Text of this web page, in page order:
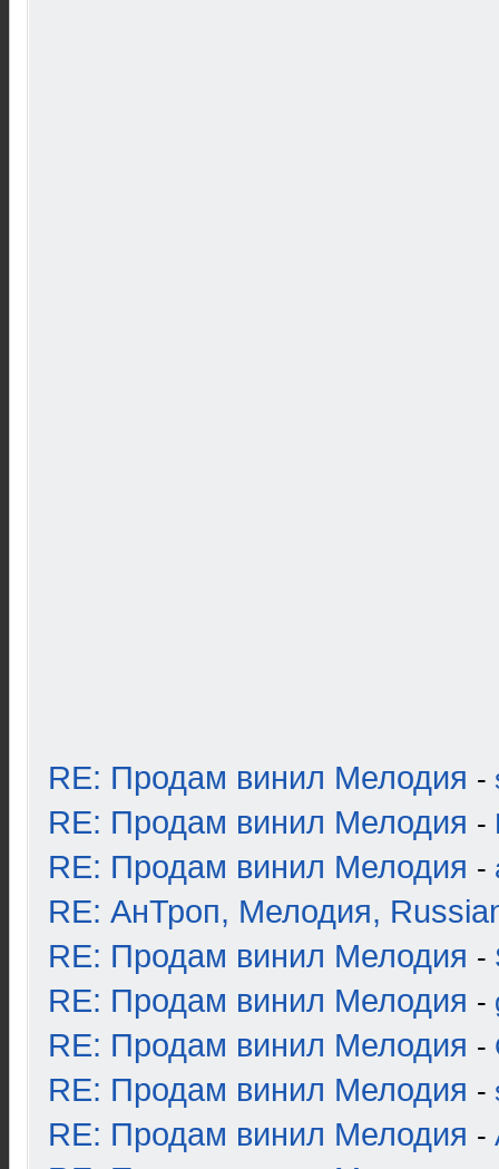
RE: Продам винил Мелодия -
RE: Продам винил Мелодия -
RE: Продам винил Мелодия -
RE: АнТроп, Мелодия,
RE: Продам винил Мелодия -
RE: Продам винил Мелодия -
RE: Продам винил Мелодия -
RE: Продам винил Мелодия -
RE: Продам винил Мелодия -